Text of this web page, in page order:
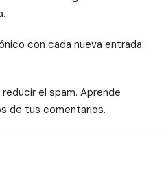
con cada nueva entrada.
el spam. Aprende
de tus comentarios.